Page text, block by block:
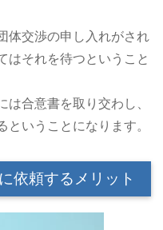
体交渉の申し入れがされ
はそれを待つということ
合意書を取り交わし、
いうことになります。
依頼するメリット